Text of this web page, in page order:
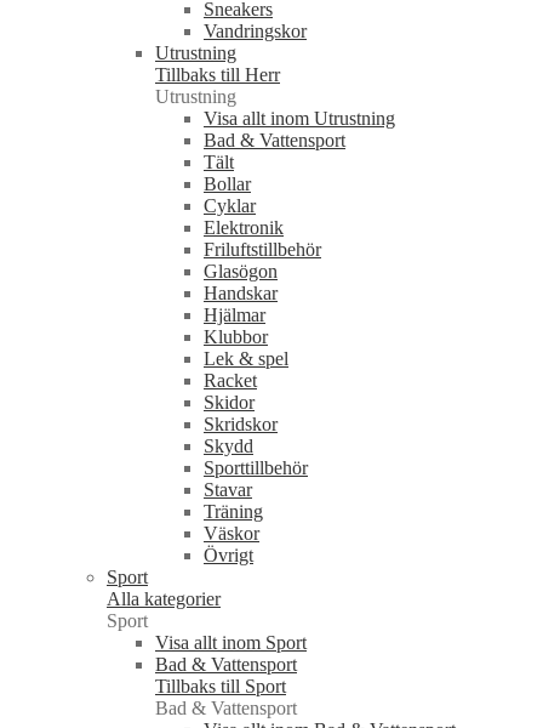
Sneakers
Vandringskor
Utrustning
Tillbaks till Herr
Utrustning
Visa allt inom Utrustning
Bad & Vattensport
Tält
Bollar
Cyklar
Elektronik
Friluftstillbehör
Glasögon
Handskar
Hjälmar
Klubbor
Lek & spel
Racket
Skidor
Skridskor
Skydd
Sporttillbehör
Stavar
Träning
Väskor
Övrigt
Sport
Alla kategorier
Sport
Visa allt inom Sport
Bad & Vattensport
Tillbaks till Sport
Bad & Vattensport